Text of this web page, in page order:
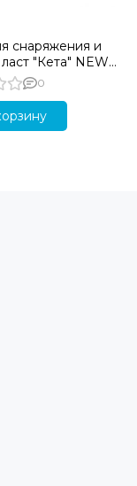
снаряжения и
"Кета" NEW
0